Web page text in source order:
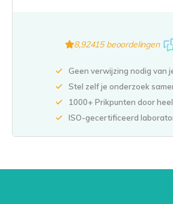
fosfaatniveaus vaak laag, en vice
belangrijk voor de
wordt gereguleerd door PTH.
Nierfunctietesten: Deze kunnen
fosforbalans, aangezien PTH ook
beïnvloedt.
8,92415 beoordelingen
Geen verwijzing nodig van
Stel zelf je onderzoek
1000+ Prikpunten door
ISO-gecertificeerd